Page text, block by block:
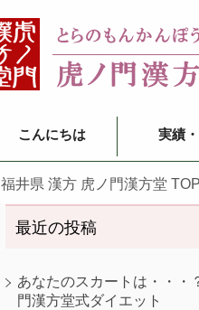
こんにちは 実績
福井県 漢方 虎ノ門漢方堂 TOP
最近の投稿
あなたのスカートは・・・
門漢方堂式ダイエット